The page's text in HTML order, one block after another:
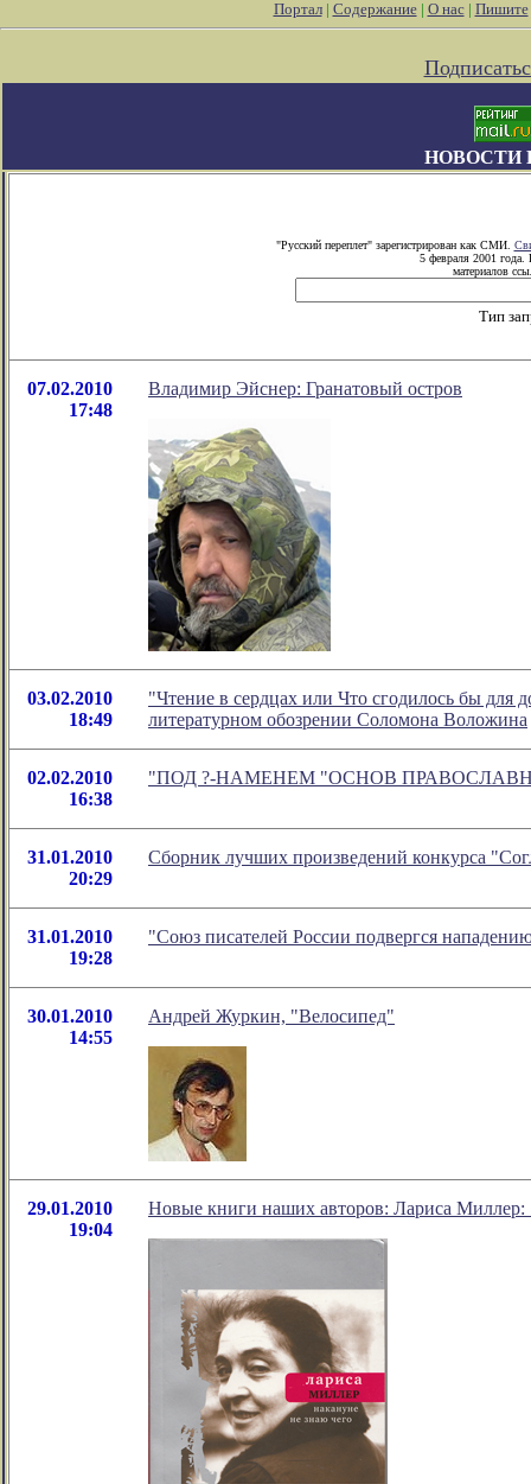
Портал| Содержание| О нас| Пишите
НОВОСТИ
"Русский переплет" зарегистрирован как СМИ.
5 февраля 2001 года.
материалов
Тип
07.02.2010
17:48
Владимир Эйснер: Гранатовый остров
03.02.2010
18:49
"Чтение в сердцах или Что сгодилось бы для
литературном обозрении Соломона Воложина
02.02.2010
16:38
"ПОД ?-НАМЕНЕМ "ОСНОВ ПРАВОСЛАВНОЙ
31.01.2010
20:29
Сборник лучших произведений конкурса
31.01.2010
19:28
"Союз писателей России подвергся
30.01.2010
14:55
Андрей Журкин, "Велосипед"
29.01.2010
19:04
Новые книги наших авторов: Лариса Миллер: